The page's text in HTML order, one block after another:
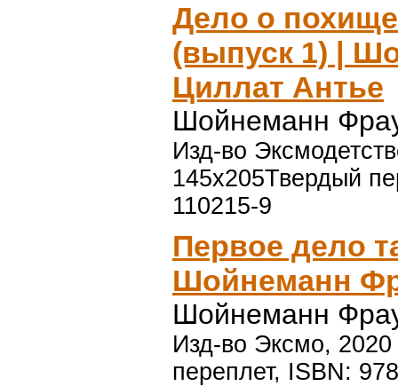
Дело о
(выпуск 1) |
Циллат Антье
Шойнеманн
Изд-во
145x205Твердый
110215-9
Первое дело
Шойнеманн
Шойнеманн
Изд-во Эксмо,
переплет, ISBN: